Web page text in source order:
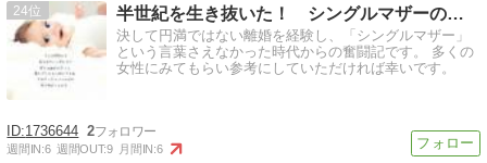
24 半世紀を生き抜いた！ シングルマザーの奮闘記
決して円満ではない離婚を経験し、「シングルマザー」
という言葉さえなかった時代からの奮闘記です。 多くの
女性にみてもらい参考にしていただければ幸いです。
1736644 2
週間IN:6 週間OUT:9 月間IN:6